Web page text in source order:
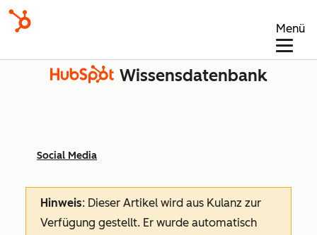
Menü
Wissensdatenbank
Social Media
Hinweis: Dieser Artikel wird aus Kulanz zur
Verfügung gestellt. Er wurde automatisch